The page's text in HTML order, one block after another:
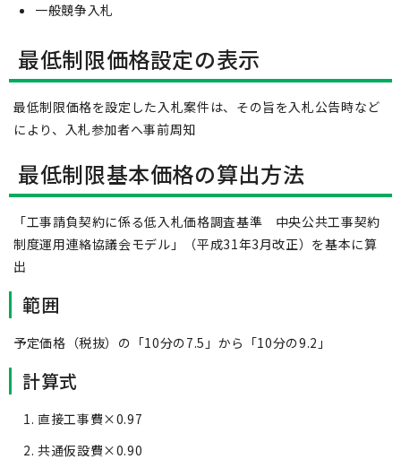
一般競争入札
最低制限価格設定の表示
最低制限価格を設定した入札案件は、その旨を入札公告時など
により、入札参加者へ事前周知
最低制限基本価格の算出方法
「工事請負契約に係る低入札価格調査基準 中央公共工事契約
制度運用連絡協議会モデル」（平成31年3月改正）を基本に算
出
範囲
予定価格（税抜）の「10分の7.5」から「10分の9.2」
計算式
直接工事費×0.97
共通仮設費×0.90